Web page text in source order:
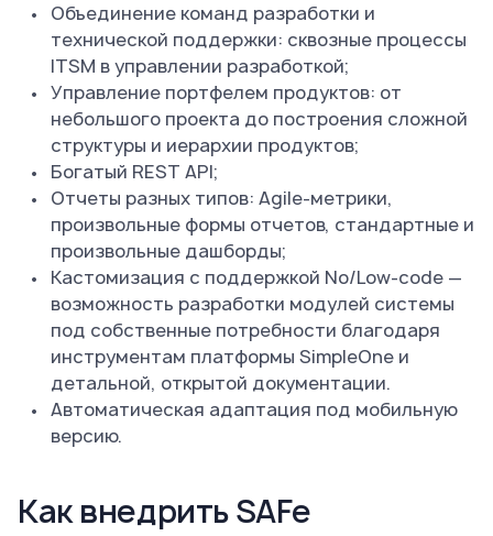
Объединение команд разработки и
технической поддержки: сквозные процессы
ITSM в управлении разработкой;
Управление портфелем продуктов: от
небольшого проекта до построения сложной
структуры и иерархии продуктов;
Богатый REST API;
Отчеты разных типов: Agile-метрики,
произвольные формы отчетов, стандартные и
произвольные дашборды;
Кастомизация с поддержкой No/Low-code —
возможность разработки модулей системы
под собственные потребности благодаря
инструментам платформы SimpleOne и
детальной, открытой документации.
Автоматическая адаптация под мобильную
версию.
Как внедрить SAFe